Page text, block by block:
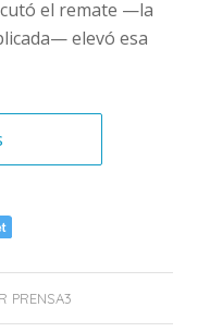
el remate —la
elevó esa
PRENSA3